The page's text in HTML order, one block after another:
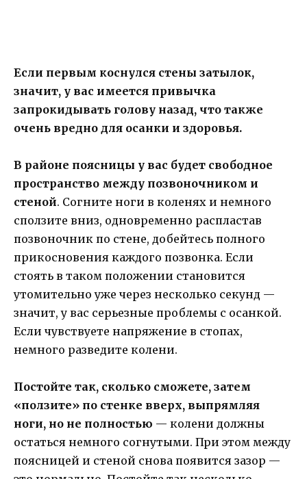
Если первым коснулся стены затылок,
значит, у вас имеется привычка
запрокидывать голову назад, что также
очень вредно для осанки и здоровья.
В районе поясницы у вас будет свободное
пространство между позвоночником и
стеной. Согните ноги в коленях и немного
сползите вниз, одновременно распластав
позвоночник по стене, добейтесь полного
прикосновения каждого позвонка. Если
стоять в таком положении становится
утомительно уже через несколько секунд —
значит, у вас серьезные проблемы с осанкой.
Если чувствуете напряжение в стопах,
немного разведите колени.
Постойте так, сколько сможете, затем
«ползите» по стенке вверх, выпрямляя
ноги, но не полностью — колени должны
остаться немного согнутыми. При этом между
поясницей и стеной снова появится зазор —